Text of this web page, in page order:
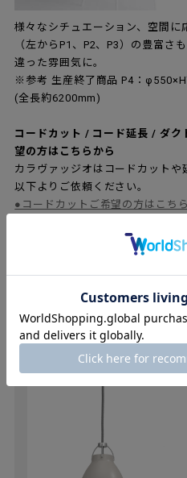
様々なシチュエーション、空間に
（左からP1、P2、P3）の豊富さ
違った雰囲気に。
※参考 生産終了商品 P4：
(全長約6200mm)
コードカット / コード延長 / ダク
望の方はこちらから
カラヴァッジオはコードカットや
以下よりご依頼ください。
● コードカットご希望の方はこちら
6メートルまでのコード延長をご
ダクトレール用プラグへ変更を
ラインナップ